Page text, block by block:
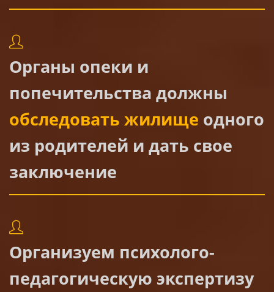
Органы опеки и
попечительства должны
обследовать жилище одного
из родителей и дать свое
заключение
Организуем психолого-
педагогическую экспертизу